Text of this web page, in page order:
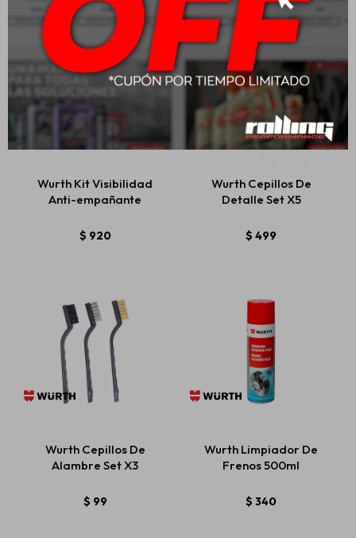
Wurth Kit Visibilidad
Anti-empañante
$ 920
Wurth Cepillos De
Detalle Set X5
$ 499
Wurth Cepillos De
Alambre Set X3
$ 99
Wurth Limpiador De
Frenos 500ml
$ 340